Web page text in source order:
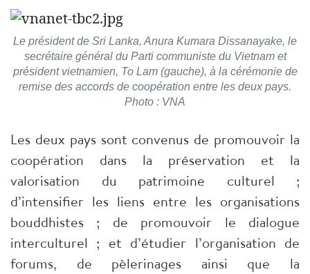
Le président de Sri Lanka, Anura Kumara Dissanayake, le
secrétaire général du Parti communiste du Vietnam et
président vietnamien, To Lam (gauche), à la cérémonie de
remise des accords de coopération entre les deux pays.
Photo : VNA
Les deux pays sont convenus de promouvoir la
coopération dans la préservation et la
valorisation du patrimoine culturel ;
d’intensifier les liens entre les organisations
bouddhistes ; de promouvoir le dialogue
interculturel ; et d’étudier l’organisation de
forums, de pèlerinages ainsi que la